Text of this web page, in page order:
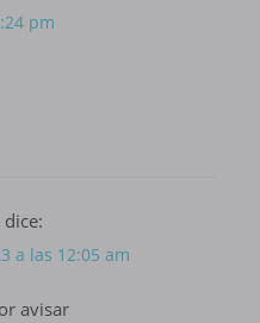
pm
dice:
a las 12:05 am
avisar